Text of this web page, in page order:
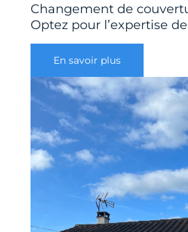
Changement de
Optez pour l’expertise
En savoir plus